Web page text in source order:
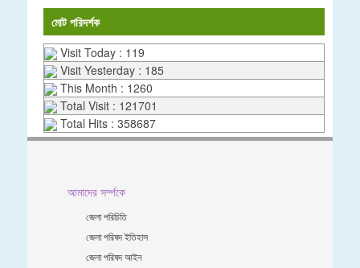
মোট পরিদর্শক
Visit Today : 119
Visit Yesterday : 185
This Month : 1260
Total Visit : 121701
Total Hits : 358687
আমাদের সর্ম্পকে
জেলা পরিচিতি
জেলা পরিষদ ইতিহাস
জেলা পরিষদ আইন